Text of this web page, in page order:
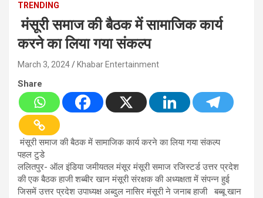
TRENDING
मंसूरी समाज की बैठक में सामाजिक कार्य
करने का लिया गया संकल्प
March 3, 2024 Khabar Entertainment
Share
मंसूरी समाज की बैठक में सामाजिक कार्य करने का लिया गया संकल्प
पहल टुडे
ललितपुर- ऑल इंडिया जमीयतल मंसूर मंसूरी समाज रजिस्टर्ड उत्तर प्रदेश
की एक बैठक हाजी शब्बीर खान मंसूरी संरक्षक की अध्यक्षता में संपन्न हुई
जिसमें उत्तर प्रदेश उपाध्यक्ष अब्दुल नासिर मंसूरी ने जनाब हाजी बब्बू खान